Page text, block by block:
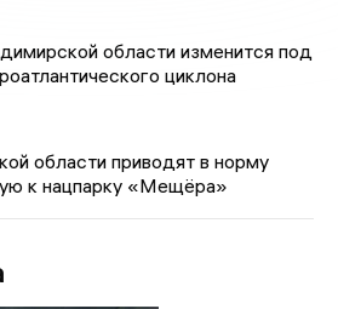
области изменится под
циклона
области приводят в норму
к нацпарку «Мещёра»